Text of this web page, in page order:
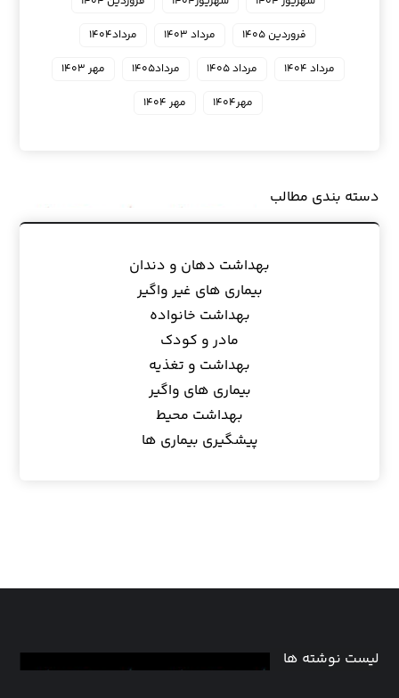
فروردین ۱۴۰۵
مرداد ۱۴۰۳
مرداد۱۴۰۴
مرداد ۱۴۰۴
مرداد ۱۴۰۵ مرداد۱۴۰۵
مهر ۱۴۰۳
مهر۱۴۰۴
مهر ۱۴۰۴
دسته بندی مطالب
بهداشت دهان و دندان
بیماری های غیر واگیر
بهداشت خانواده
مادر و کودک
بهداشت و تغذیه
بیماری های واگیر
بهداشت محیط
پیشگیری بیماری ها
لیست نوشته ها